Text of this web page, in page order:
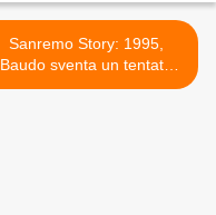
Sanremo Story: 1995,
Baudo sventa un tentato
suicidio >